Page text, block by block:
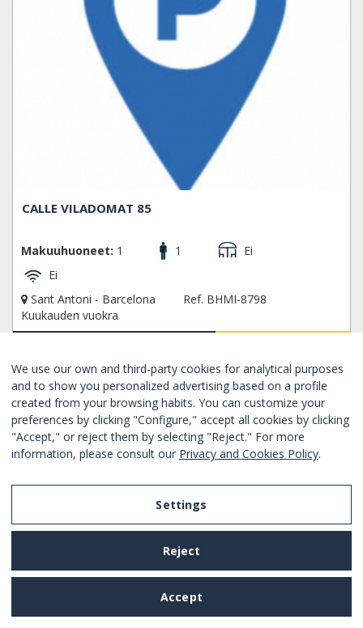
CALLE VILADOMAT 85
Makuuhuoneet: 1 1
Ei
Ei
Sant Antoni - Barcelona
Ref. BHMI-8798
Kuukauden vuokra
UUSI Hyvä
We use our own and third-party cookies for analytical purposes
and to show you personalized advertising based on a profile
created from your browsing habits. You can customize your
preferences by clicking "Configure," accept all cookies by clicking
"Accept," or reject them by selecting "Reject." For more
information, please consult our Privacy and Cookies Policy.
Settings
Reject
Accept